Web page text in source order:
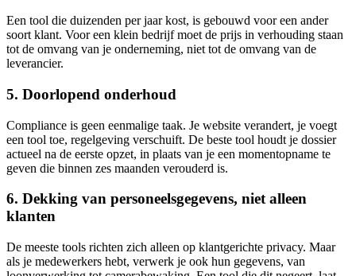
Een tool die duizenden per jaar kost, is gebouwd voor een ander
soort klant. Voor een klein bedrijf moet de prijs in verhouding staan
tot de omvang van je onderneming, niet tot de omvang van de
leverancier.
5. Doorlopend onderhoud
Compliance is geen eenmalige taak. Je website verandert, je voegt
een tool toe, regelgeving verschuift. De beste tool houdt je dossier
actueel na de eerste opzet, in plaats van je een momentopname te
geven die binnen zes maanden verouderd is.
6. Dekking van personeelsgegevens, niet alleen
klanten
De meeste tools richten zich alleen op klantgerichte privacy. Maar
als je medewerkers hebt, verwerk je ook hun gegevens, van